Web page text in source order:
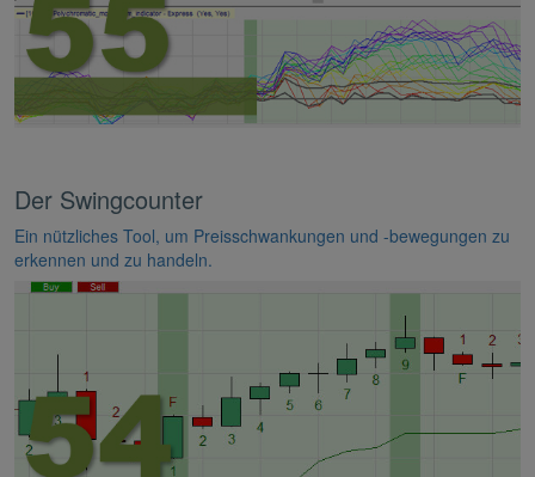
Der Swingcounter
Ein nützliches Tool, um Preisschwankungen und -bewegungen zu
erkennen und zu handeln.